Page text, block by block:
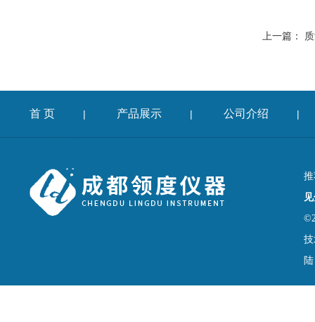
上一篇：
首 页 | 产品展示 | 公司介绍 |
陆